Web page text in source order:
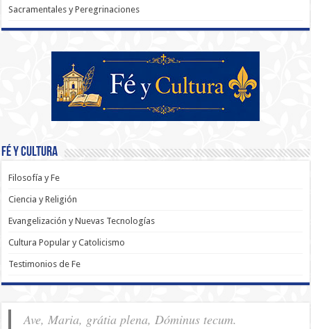
Sacramentales y Peregrinaciones
Fé y Cultura
Filosofía y Fe
Ciencia y Religión
Evangelización y Nuevas Tecnologías
Cultura Popular y Catolicismo
Testimonios de Fe
Ave, Maria, grátia plena, Dóminus tecum.